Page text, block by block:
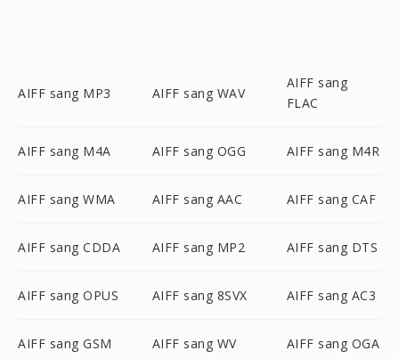
AIFF sang MP3 AIFF sang WAV
AIFF sang
FLAC
AIFF sang M4A AIFF sang OGG AIFF sang M4R
AIFF sang WMA AIFF sang AAC AIFF sang CAF
AIFF sang CDDA AIFF sang MP2 AIFF sang DTS
AIFF sang OPUS AIFF sang 8SVX AIFF sang AC3
AIFF sang GSM AIFF sang WV AIFF sang OGA